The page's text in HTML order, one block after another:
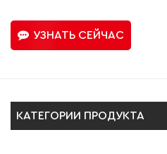
УЗНАТЬ СЕЙЧАС
КАТЕГОРИИ ПРОДУКТА